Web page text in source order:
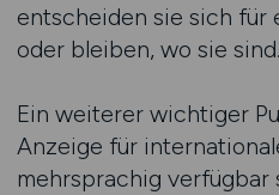
entscheiden sie sich für
oder bleiben, wo sie sind.
Ein weiterer wichtiger
Anzeige für
mehrsprachig verfügbar